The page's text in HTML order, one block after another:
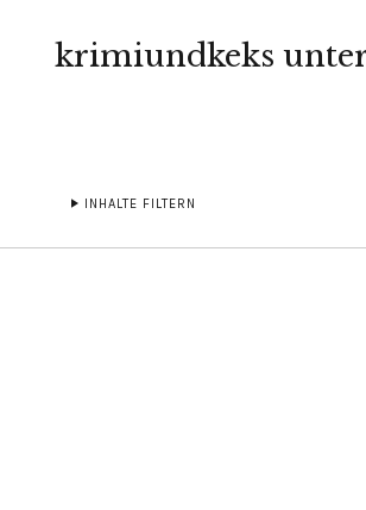
krimiundkeks
INHALTE FILTERN